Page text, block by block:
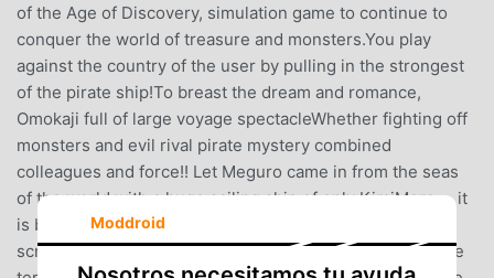
of the Age of Discovery, simulation game to continue to
conquer the world of treasure and monsters.You play
against the country of the user by pulling in the strongest
of the pirate ship!To breast the dream and romance,
Omokaji full of large voyage spectacleWhether fighting off
monsters and evil rival pirate mystery combined
colleagues and force!! Let Meguro came in from the seas
of the world with a huge sailing ship of only KimiMore ... it
is be full occur good to play with your friends!?-※ If the
screen becomes black, please try to restart power off the
Moddroid